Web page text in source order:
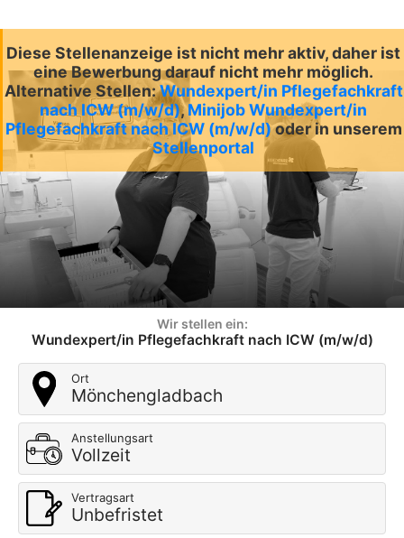
Diese Stellenanzeige ist nicht mehr aktiv, daher ist
eine Bewerbung darauf nicht mehr möglich.
Alternative Stellen:Wundexpert/in Pflegefachkraft
nach ICW (m/w/d),Minijob Wundexpert/in
Pflegefachkraft nach ICW (m/w/d)oder in unserem
Stellenportal
Wir stellen ein:
Wundexpert/in Pflegefachkraft nach ICW (m/w/d)
Ort
Mönchengladbach
Anstellungsart
Vollzeit
Vertragsart
Unbefristet